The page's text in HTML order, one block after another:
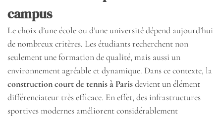
campus
Le choix d’une école ou d’une université dépend aujourd’hui
de nombreux critères. Les étudiants recherchent non
seulement une formation de qualité, mais aussi un
environnement agréable et dynamique. Dans ce contexte, la
construction court de tennis à Parisdevient un élément
différenciateur très efficace. En effet, des infrastructures
sportives modernes améliorent considérablement